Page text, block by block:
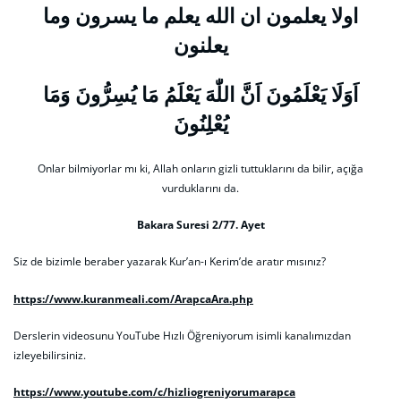
اولا يعلمون ان الله يعلم ما يسرون وما
يعلنون
اَوَلَا يَعْلَمُونَ اَنَّ اللّٰهَ يَعْلَمُ مَا يُسِرُّونَ وَمَا
يُعْلِنُونَ
Onlar bilmiyorlar mı ki, Allah onların gizli tuttuklarını da bilir, açığa
vurduklarını da.
Bakara Suresi 2/77. Ayet
Siz de bizimle beraber yazarak Kur’an-ı Kerim’de aratır mısınız?
https://www.kuranmeali.com/ArapcaAra.php
Derslerin videosunu YouTube Hızlı Öğreniyorum isimli kanalımızdan
izleyebilirsiniz.
https://www.youtube.com/c/hizliogreniyorumarapca